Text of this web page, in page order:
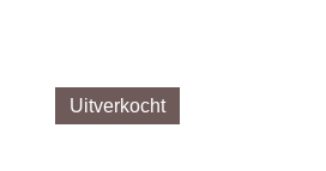
Uitverkocht